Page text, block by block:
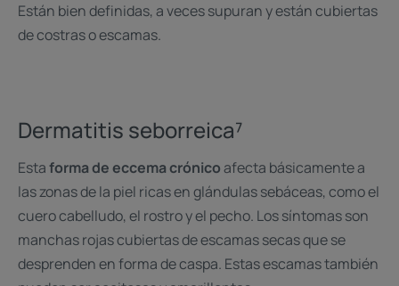
Están bien definidas, a veces supuran y están cubiertas
de costras o escamas.
Dermatitis seborreica⁷
Estaforma de eccema crónicoafecta básicamente a
las zonas de la piel ricas en glándulas sebáceas, como el
cuero cabelludo, el rostro y el pecho. Los síntomas son
manchas rojas cubiertas de escamas secas que se
desprenden en forma de caspa. Estas escamas también